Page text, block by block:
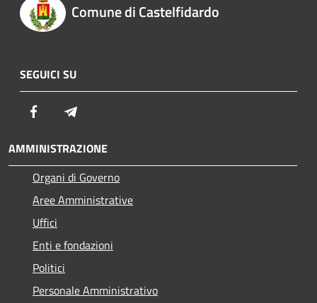
Comune di Castelfidardo
SEGUICI SU
Facebook
AMMINISTRAZIONE
Organi di Governo
Aree Amministrative
Uffici
Enti e fondazioni
Politici
Personale Amministrativo